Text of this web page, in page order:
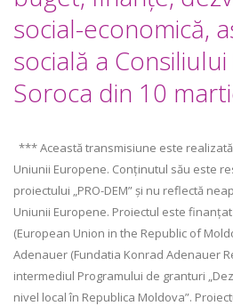
social-economică,
socială a
Soroca din 10
*** Această transmisiune este
Uniunii Europene. Conținutul său este
proiectului „PRO-DEM” și nu reflectă
Uniunii Europene. Proiectul este
(European Union in the Republic of
Adenauer (Fundatia Konrad Adenauer
intermediul Programului de granturi
nivel local în Republica Moldova”.